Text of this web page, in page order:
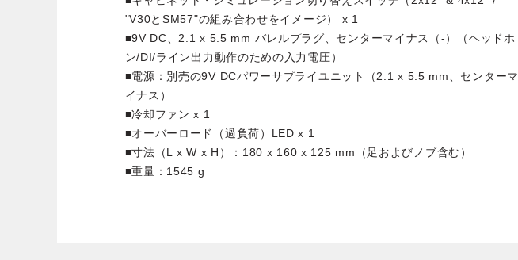
"V30とSM57"の組み合わせをイメージ） x 1
■9V DC、2.1 x 5.5 mm バレルプラグ、センターマイナス（-）（ヘッドホ
ン/DI/ライン出力動作のための入力電圧）
■電源：別売の9V DCパワーサプライユニット（2.1 x 5.5 mm、センターマ
イナス）
■冷却ファン x 1
■オーバーロード（過負荷）LED x 1
■寸法（L x W x H）：180 x 160 x 125 mm（足およびノブ含む）
■重量：1545 g